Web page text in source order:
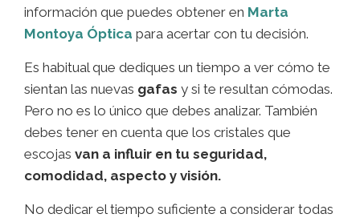
información que puedes obtener en Marta
Montoya Óptica para acertar con tu decisión.
Es habitual que dediques un tiempo a ver cómo te
sientan las nuevas gafas y si te resultan cómodas.
Pero no es lo único que debes analizar. También
debes tener en cuenta que los cristales que
escojas van a influir en tu seguridad,
comodidad, aspecto y visión.
No dedicar el tiempo suficiente a considerar todas